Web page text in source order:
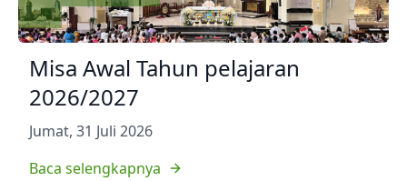
Misa Awal Tahun pelajaran
2026/2027
Jumat, 31 Juli 2026
Baca selengkapnya